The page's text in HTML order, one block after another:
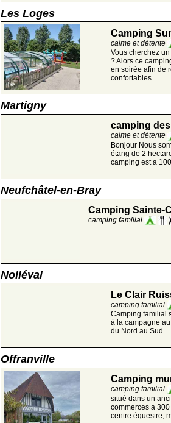
Les Loges
Camping
calme et détente
Vous cherchez
? Alors ce
en soirée afin de
confortables...
Martigny
camping
calme et détente
Bonjour Nous
étang de 2
camping est a
Neufchâtel-en-Bray
Camping Sainte-
camping familial
Nolléval
Le Clair
camping familial
Camping familial
à la campagne
du Nord au Sud...
Offranville
Camping
camping familial
situé dans un
commerces a
centre équestre,